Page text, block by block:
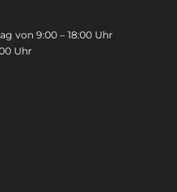
von 9:00 – 18:00 Uhr
Uhr